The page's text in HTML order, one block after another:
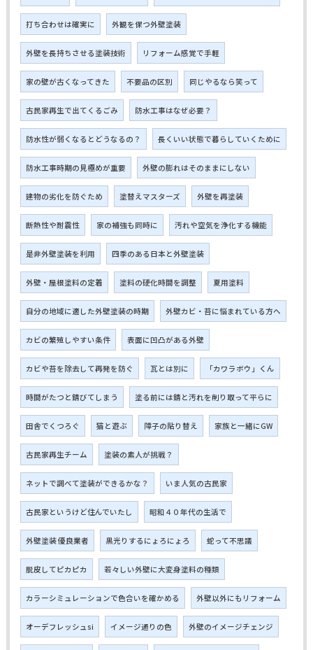
打ち合わせは確実に 外観を保つ外壁塗装
外壁を長持ちさせる塗装技術 リフォーム感覚で手軽
家の壁が古くなってきた 不要品の区別 同じやるなら笑って
古民家再生で出てくるごみ 防水工事はなぜ必要？
防水性が弱くなるとどうなるの？ 長くいい状態で暮らしていくために
防水工事時期の見極めが重要 外壁の膨れはそのままにしない
建物の劣化を防ぐため 塗替えマスターズ 外壁を再塗装
断熱性や耐震性 家の補強も同時に 汚れや空気を浄化する機能
是非外壁塗装を利用 四季のある日本と外壁塗装
外壁・屋根塗料の定着 塗料の硬化時間を調整 夏用塗料
自分の地域に適した外壁塗装の時期 外壁カビ・苔に悩まれている方へ
カビの繁殖しやすい条件 表面に凹凸がある外壁
カビや苔を除去して再発を防ぐ 瓦とは別に 「カワラボウ」くん
時間がたつと錆びてしまう 塗る前には錆と汚れを削り取って平らに
田舎でくつろぐ 猫と遊ぶ 障子の貼り替え 家族と一緒にGW
古民家再生チーム 塗装の素人が挑戦？
ネットで調べて塗装ができるかな？ いま人気の古民家
古民家というけど住んでいたし 昭和４０年代の生活で
外壁塗装 優良業者 黒光りするにょろにょろ 蛇って不思議
脱皮してピカピカ 若々しい外壁に大変身塗料の種類
カラーシミュレーションで色合いを確かめる 外壁以外にもリフォーム
オーデフレッシュsi イメージ通りの色 外壁のイメージチェンジ